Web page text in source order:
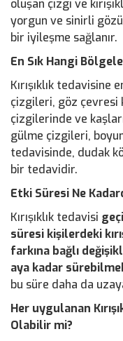
oluşan çizgi ve
yorgun ve sinirli
bir iyileşme sağlanır.
En Sık Hangi
Kırışıklık tedavisine
çizgileri, göz çevresi
çizgilerinde ve
gülme çizgileri, boyun
tedavisinde, dudak
bir tedavidir.
Etki Süresi Ne
Kırışıklık tedavisi
süresi kişilerdeki
farkına bağlı
aya kadar
bu süre daha da
Her uygulanan
Olabilir mi?